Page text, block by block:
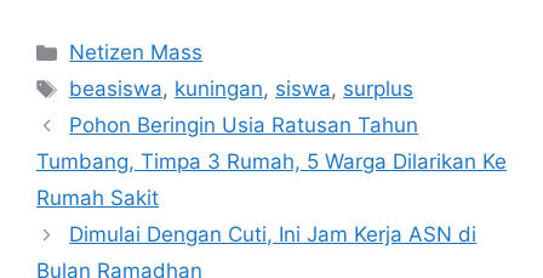
Kategori
Netizen Mass
Tag
beasiswa, kuningan, siswa, surplus
Pohon Beringin Usia Ratusan Tahun
Tumbang, Timpa 3 Rumah, 5 Warga Dilarikan Ke
Rumah Sakit
Dimulai Dengan Cuti, Ini Jam Kerja ASN di
Bulan Ramadhan